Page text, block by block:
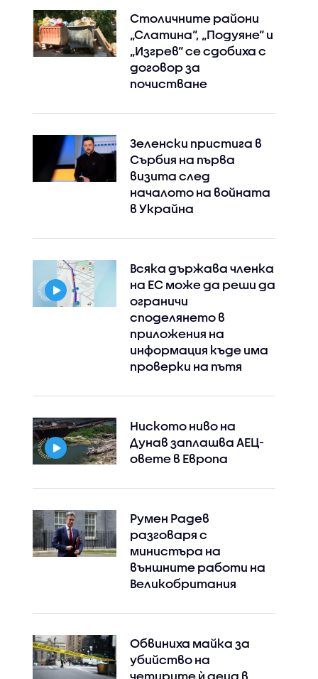
Столичните райони
„Слатина“, „Подуяне“ и
„Изгрев“ се сдобиха с
договор за
почистване
Зеленски пристига в
Сърбия на първа
визита след
началото на войната
в Украйна
Всяка държава членка
на ЕС може да реши да
ограничи
споделянето в
приложения на
информация къде има
проверки на пътя
Ниското ниво на
Дунав заплашва АЕЦ-
овете в Европа
Румен Радев
разговаря с
министъра на
външните работи на
Великобритания
Обвиниха майка за
убийство на
четирите ѝ деца в